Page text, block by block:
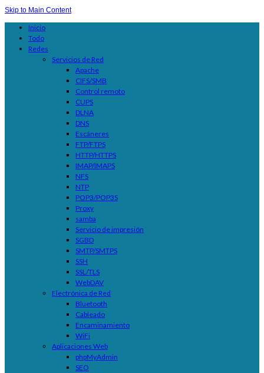
Skip to Main Content
Inicio
Todo
Redes
Servicios de Red
Apache
CIFS/SMB
Control remoto
CUPS
DLNA
DNS
Escáneres
FTP/FTPS
HTTP/HTTPS
IMAP/IMAPS
NFS
NTP
POP3/POP3S
Proxy
samba
Servicio de impresión
SGBD
SMTP/SMTPS
SSH
SSL/TLS
WebDAV
Electrónica de Red
Bluetooth
Cableado
Encaminamiento
WiFi
Aplicaciones Web
phpMyAdmin
SEO